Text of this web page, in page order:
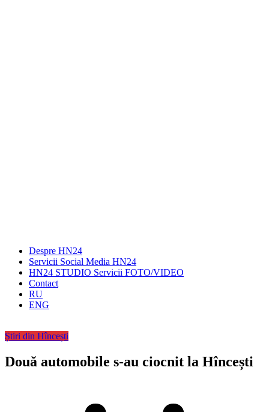
Despre HN24
Servicii Social Media HN24
HN24 STUDIO Servicii FOTO/VIDEO
Contact
RU
ENG
Știri din Hîncești
Două automobile s-au ciocnit la Hîncești